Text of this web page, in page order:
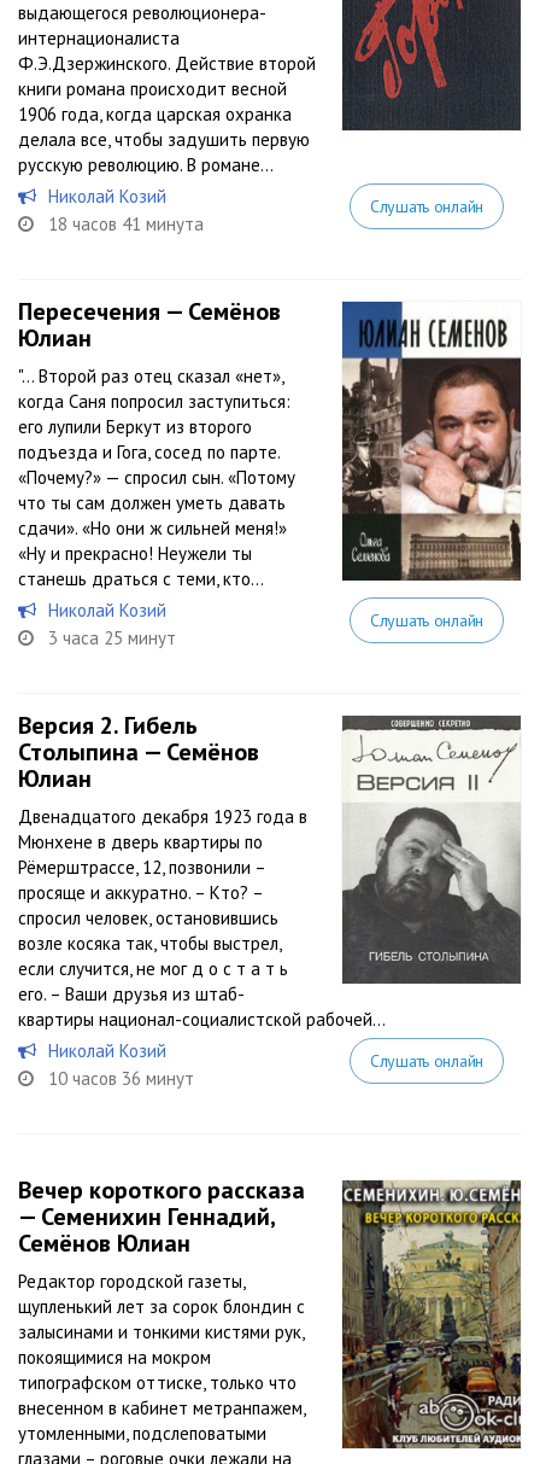
выдающегося революционера-
интернационалиста
Ф.Э.Дзержинского. Действие второй
книги романа происходит весной
1906 года, когда царская охранка
делала все, чтобы задушить первую
русскую революцию. В романе...
Николай Козий
18 часов 41 минута
Слушать онлайн
Пересечения — Семёнов
Юлиан
"… Второй раз отец сказал «нет»,
когда Саня попросил заступиться:
его лупили Беркут из второго
подъезда и Гога, сосед по парте.
«Почему?» — спросил сын. «Потому
что ты сам должен уметь давать
сдачи». «Но они ж сильней меня!»
«Ну и прекрасно! Неужели ты
станешь драться с теми, кто...
Николай Козий
3 часа 25 минут
Слушать онлайн
Версия 2. Гибель
Столыпина — Семёнов
Юлиан
Двенадцатого декабря 1923 года в
Мюнхене в дверь квартиры по
Рёмерштрассе, 12, позвонили –
просяще и аккуратно. – Кто? –
спросил человек, остановившись
возле косяка так, чтобы выстрел,
если случится, не мог д о с т а т ь
его. – Ваши друзья из штаб-
квартиры национал-социалистской рабочей...
Николай Козий
10 часов 36 минут
Слушать онлайн
Вечер короткого рассказа
— Семенихин Геннадий,
Семёнов Юлиан
Редактор городской газеты,
щупленький лет за сорок блондин с
залысинами и тонкими кистями рук,
покоящимися на мокром
типографском оттиске, только что
внесенном в кабинет метранпажем,
утомленными, подслеповатыми
глазами – роговые очки лежали на